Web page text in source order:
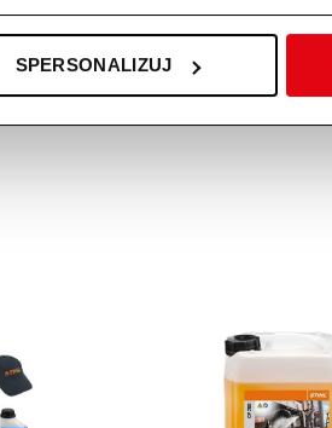
SPERSONALIZUJ
zł.
zł. 2999,00